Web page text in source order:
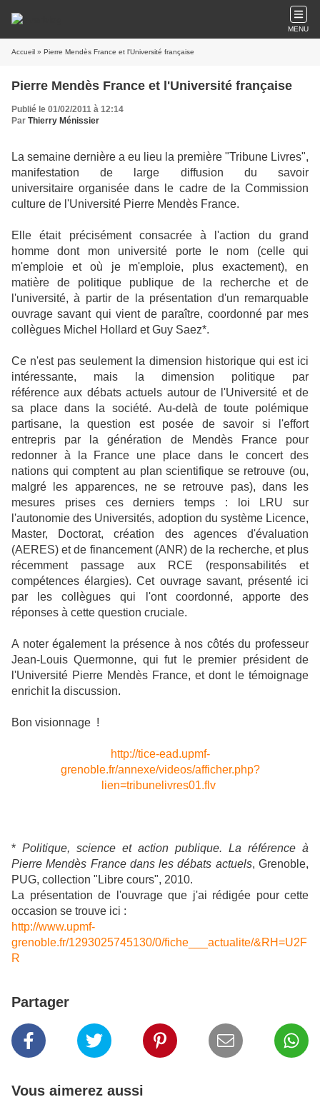
MENU
Accueil » Pierre Mendès France et l'Université française
Pierre Mendès France et l'Université française
Publié le 01/02/2011 à 12:14
Par Thierry Ménissier
La semaine dernière a eu lieu la première "Tribune Livres",
manifestation de large diffusion du savoir
universitaire organisée dans le cadre de la Commission
culture de l'Université Pierre Mendès France.
Elle était précisément consacrée à l'action du grand
homme dont mon université porte le nom (celle qui
m'emploie et où je m'emploie, plus exactement), en
matière de politique publique de la recherche et de
l'université, à partir de la présentation d'un remarquable
ouvrage savant qui vient de paraître, coordonné par mes
collègues Michel Hollard et Guy Saez*.
Ce n'est pas seulement la dimension historique qui est ici
intéressante, mais la dimension politique par
référence aux débats actuels autour de l'Université et de
sa place dans la société. Au-delà de toute polémique
partisane, la question est posée de savoir si l'effort
entrepris par la génération de Mendès France pour
redonner à la France une place dans le concert des
nations qui comptent au plan scientifique se retrouve (ou,
malgré les apparences, ne se retrouve pas), dans les
mesures prises ces derniers temps : loi LRU sur
l'autonomie des Universités, adoption du système Licence,
Master, Doctorat, création des agences d'évaluation
(AERES) et de financement (ANR) de la recherche, et plus
récemment passage aux RCE (responsabilités et
compétences élargies). Cet ouvrage savant, présenté ici
par les collègues qui l'ont coordonné, apporte des
réponses à cette question cruciale.
A noter également la présence à nos côtés du professeur
Jean-Louis Quermonne, qui fut le premier président de
l'Université Pierre Mendès France, et dont le témoignage
enrichit la discussion.
Bon visionnage !
http://tice-ead.upmf-
grenoble.fr/annexe/videos/afficher.php?
lien=tribunelivres01.flv
* Politique, science et action publique. La référence à
Pierre Mendès France dans les débats actuels, Grenoble,
PUG, collection "Libre cours", 2010.
La présentation de l'ouvrage que j'ai rédigée pour cette
occasion se trouve ici :
http://www.upmf-
grenoble.fr/1293025745130/0/fiche___actualite/&RH=U2F
R
Partager
Vous aimerez aussi